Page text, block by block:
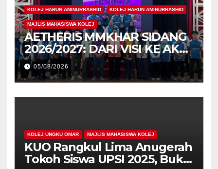
KOLEJ HARUN AMINURRASHID KOLEJ HARUN AMINURRASHID
MAJLIS MAHASISWA KOLEJ
AETHERIS MMKHAR SIDANG
2026/2027: DARI VISI KE AKSI,
MEMBINA LEGASI GENERASI
PEMIMPIN
05/08/2026
KOLEJ UNGKU OMAR MAJLIS MAHASISWA KOLEJ
KUO Rangkul Lima Anugerah
Tokoh Siswa UPSI 2025, Bukti